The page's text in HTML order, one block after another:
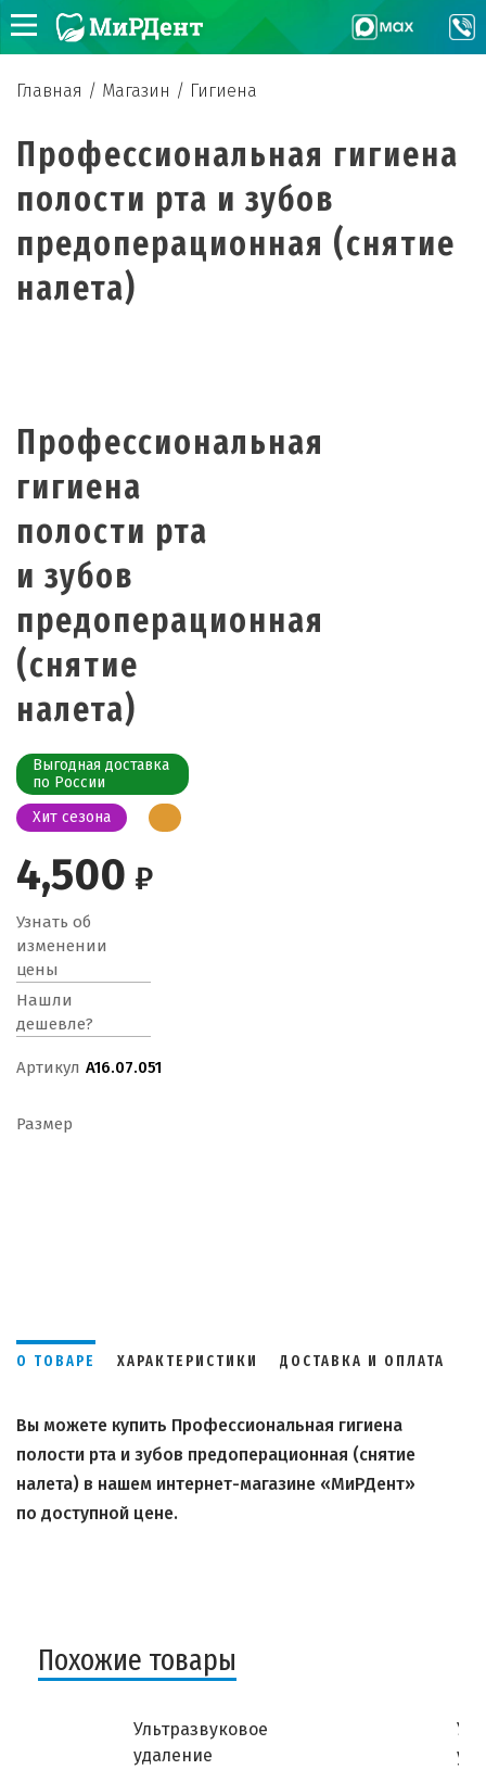
Главная / Магазин / Гигиена
Профессиональная гигиена
полости рта и зубов
предоперационная (снятие
налета)
Профессиональная
гигиена
полости рта
и зубов
предоперационная
(снятие
налета)
Выгодная доставка
по России
Хит сезона
4,500 ₽
Узнать об
изменении
цены
Нашли
дешевле?
Артикул A16.07.051
Размер
О ТОВАРЕ ХАРАКТЕРИСТИКИ ДОСТАВКА И ОПЛАТА
Вы можете купить Профессиональная гигиена
полости рта и зубов предоперационная (снятие
налета) в нашем интернет-магазине «МиРДент»
по доступной цене.
Похожие товары
Ультразвуковое
удаление